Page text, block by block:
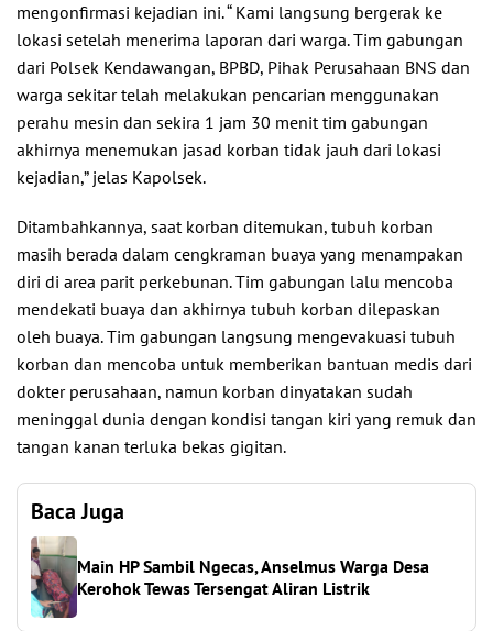
mengonfirmasi kejadian ini. “ Kami langsung bergerak ke
lokasi setelah menerima laporan dari warga. Tim gabungan
dari Polsek Kendawangan, BPBD, Pihak Perusahaan BNS dan
warga sekitar telah melakukan pencarian menggunakan
perahu mesin dan sekira 1 jam 30 menit tim gabungan
akhirnya menemukan jasad korban tidak jauh dari lokasi
kejadian,” jelas Kapolsek.
Ditambahkannya, saat korban ditemukan, tubuh korban
masih berada dalam cengkraman buaya yang menampakan
diri di area parit perkebunan. Tim gabungan lalu mencoba
mendekati buaya dan akhirnya tubuh korban dilepaskan
oleh buaya. Tim gabungan langsung mengevakuasi tubuh
korban dan mencoba untuk memberikan bantuan medis dari
dokter perusahaan, namun korban dinyatakan sudah
meninggal dunia dengan kondisi tangan kiri yang remuk dan
tangan kanan terluka bekas gigitan.
Baca Juga
Main HP Sambil Ngecas, Anselmus Warga Desa
Kerohok Tewas Tersengat Aliran Listrik